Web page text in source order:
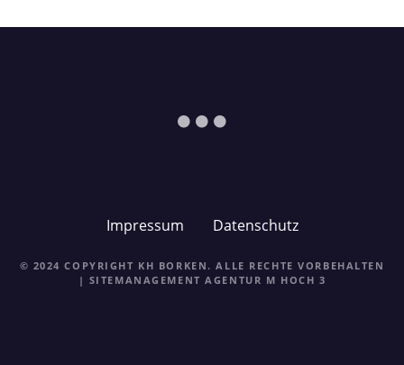
Impressum Datenschutz
© 2024 COPYRIGHT KH BORKEN. ALLE RECHTE VORBEHALTEN
| SITEMANAGEMENTAGENTUR M HOCH 3